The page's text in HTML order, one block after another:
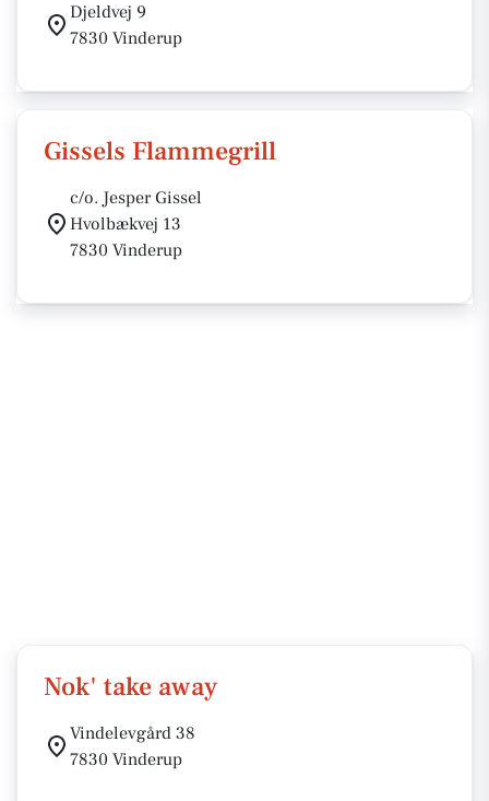
Djeldvej 9
7830 Vinderup
Gissels Flammegrill
c/o. Jesper Gissel
Hvolbækvej 13
7830 Vinderup
Nok' take away
Vindelevgård 38
7830 Vinderup